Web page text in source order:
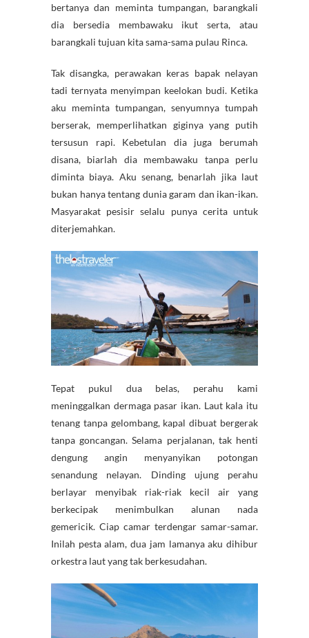
bertanya dan meminta tumpangan, barangkali
dia bersedia membawaku ikut serta, atau
barangkali tujuan kita sama-sama pulau Rinca.
Tak disangka, perawakan keras bapak nelayan
tadi ternyata menyimpan keelokan budi. Ketika
aku meminta tumpangan, senyumnya tumpah
berserak, memperlihatkan giginya yang putih
tersusun rapi. Kebetulan dia juga berumah
disana, biarlah dia membawaku tanpa perlu
diminta biaya. Aku senang, benarlah jika laut
bukan hanya tentang dunia garam dan ikan-ikan.
Masyarakat pesisir selalu punya cerita untuk
diterjemahkan.
Tepat pukul dua belas, perahu kami
meninggalkan dermaga pasar ikan. Laut kala itu
tenang tanpa gelombang, kapal dibuat bergerak
tanpa goncangan. Selama perjalanan, tak henti
dengung angin menyanyikan potongan
senandung nelayan. Dinding ujung perahu
berlayar menyibak riak-riak kecil air yang
berkecipak menimbulkan alunan nada
gemericik. Ciap camar terdengar samar-samar.
Inilah pesta alam, dua jam lamanya aku dihibur
orkestra laut yang tak berkesudahan.